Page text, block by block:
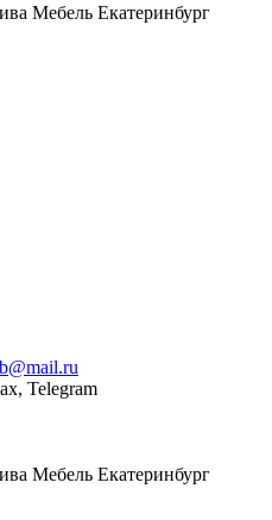
Мебель Екатеринбург
Telegram
Мебель Екатеринбург